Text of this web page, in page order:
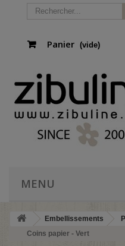
Panier (vide)
MENU
Embellissements
Coins papier - Vert